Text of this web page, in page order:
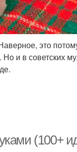
это
и в советских
(100+